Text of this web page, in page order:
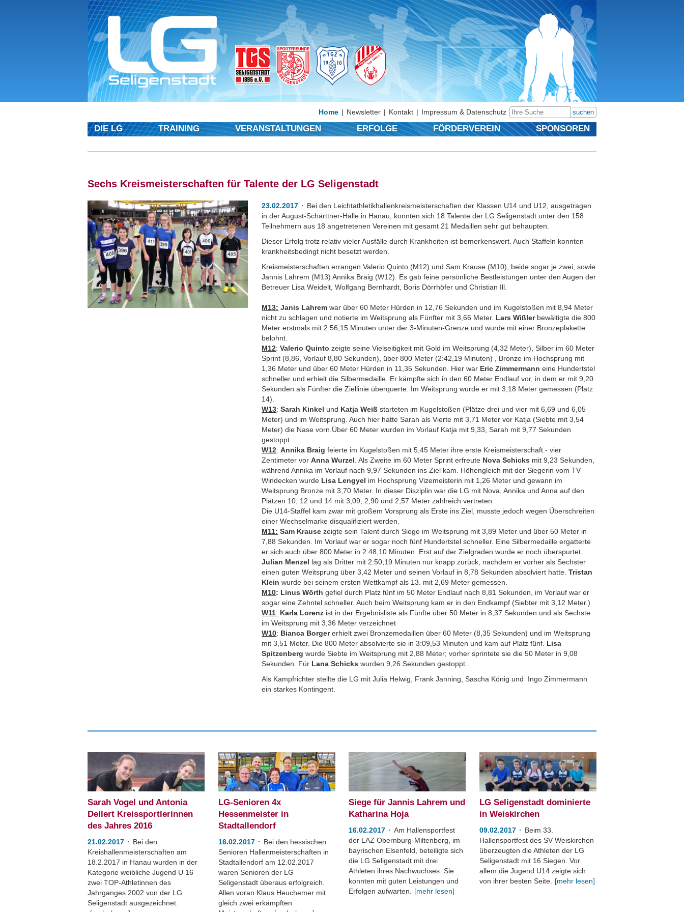
suchen
Home Newsletter Kontakt Impressum & Datenschutz
DIE LG TRAINING VERANSTALTUNGEN ERFOLGE FÖRDERVEREIN SPONSOREN
Sechs Kreismeisterschaften für Talente der LG Seligenstadt
23.02.2017
Bei den Leichtathletikhallenkreismeisterschaften der Klassen U14 und U12, ausgetragen
in der August-Schärttner-Halle in Hanau, konnten sich 18 Talente der LG Seligenstadt unter den 158
Teilnehmern aus 18 angetretenen Vereinen mit gesamt 21 Medaillen sehr gut behaupten.
Dieser Erfolg trotz relativ vieler Ausfälle durch Krankheiten ist bemerkenswert. Auch Staffeln konnten
krankheitsbedingt nicht besetzt werden.
Kreismeisterschaften errangen Valerio Quinto (M12) und Sam Krause (M10), beide sogar je zwei, sowie
Jannis Lahrem (M13) Annika Braig (W12). Es gab feine persönliche Bestleistungen unter den Augen der
Betreuer Lisa Weidelt, Wolfgang Bernhardt, Boris Dörrhöfer und Christian Ill.
M13: Janis Lahrem war über 60 Meter Hürden in 12,76 Sekunden und im Kugelstoßen mit 8,94 Meter
nicht zu schlagen und notierte im Weitsprung als Fünfter mit 3,66 Meter. Lars Wißlerbewältigte die 800
Meter erstmals mit 2:56,15 Minuten unter der 3-Minuten-Grenze und wurde mit einer Bronzeplakette
belohnt.
M12:Valerio Quinto zeigte seine Vielseitigkeit mit Gold im Weitsprung (4,32 Meter), Silber im 60 Meter
Sprint (8,86, Vorlauf 8,80 Sekunden), über 800 Meter (2:42,19 Minuten) , Bronze im Hochsprung mit
1,36 Meter und über 60 Meter Hürden in 11,35 Sekunden. Hier war Eric Zimmermann eine Hundertstel
schneller und erhielt die Silbermedaille. Er kämpfte sich in den 60 Meter Endlauf vor, in dem er mit 9,20
Sekunden als Fünfter die Ziellinie überquerte. Im Weitsprung wurde er mit 3,18 Meter gemessen (Platz
14).
W13:Sarah Kinkel und Katja Weiß starteten im Kugelstoßen (Plätze drei und vier mit 6,69 und 6,05
Meter) und im Weitsprung. Auch hier hatte Sarah als Vierte mit 3,71 Meter vor Katja (Siebte mit 3,54
Meter) die Nase vorn.Über 60 Meter wurden im Vorlauf Katja mit 9,33, Sarah mit 9,77 Sekunden
gestoppt.
W12:Annika Braig feierte im Kugelstoßen mit 5,45 Meter ihre erste Kreismeisterschaft - vier
Zentimeter vorAnna Wurzel . Als Zweite im 60 Meter Sprint erfreute Nova Schicks mit 9,23 Sekunden,
während Annika im Vorlauf nach 9,97 Sekunden ins Ziel kam. Höhengleich mit der Siegerin vom TV
Windecken wurde Lisa Lengyel im Hochsprung Vizemeisterin mit 1,26 Meter und gewann im
Weitsprung Bronze mit 3,70 Meter. In dieser Disziplin war die LG mit Nova, Annika und Anna auf den
Plätzen 10, 12 und 14 mit 3,09, 2,90 und 2,57 Meter zahlreich vertreten.
Die U14-Staffel kam zwar mit großem Vorsprung als Erste ins Ziel, musste jedoch wegen Überschreiten
einer Wechselmarke disqualifiziert werden.
M11: Sam Krause zeigte sein Talent durch Siege im Weitsprung mit 3,89 Meter und über 50 Meter in
7,88 Sekunden. Im Vorlauf war er sogar noch fünf Hundertstel schneller. Eine Silbermedaille ergatterte
er sich auch über 800 Meter in 2:48,10 Minuten. Erst auf der Zielgraden wurde er noch überspurtet.
Julian Menzel lag als Dritter mit 2:50,19 Minuten nur knapp zurück, nachdem er vorher als Sechster
einen guten Weitsprung über 3,42 Meter und seinen Vorlauf in 8,78 Sekunden absolviert hatte.Tristan
Klein wurde bei seinem ersten Wettkampf als 13. mit 2,69 Meter gemessen.
M10: Linus Wörthgefiel durch Platz fünf im 50 Meter Endlauf nach 8,81 Sekunden, im Vorlauf war er
sogar eine Zehntel schneller. Auch beim Weitsprung kam er in den Endkampf (Siebter mit 3,12 Meter.)
W11: Karla Lorenz ist in der Ergebnisliste als Fünfte über 50 Meter in 8,37 Sekunden und als Sechste
im Weitsprung mit 3,36 Meter verzeichnet
W10: Bianca Borgererhielt zwei Bronzemedaillen über 60 Meter (8,35 Sekunden) und im Weitsprung
mit 3,51 Meter. Die 800 Meter absolvierte sie in 3:09,53 Minuten und kam auf Platz fünf. Lisa
Spitzenberg wurde Siebte im Weitsprung mit 2,88 Meter; vorher sprintete sie die 50 Meter in 9,08
Sekunden. Für Lana Schicks wurden 9,26 Sekunden gestoppt..
Als Kampfrichter stellte die LG mit Julia Helwig, Frank Janning, Sascha König und Ingo Zimmermann
ein starkes Kontingent.
Sarah Vogel und Antonia
Dellert Kreissportlerinnen
des Jahres 2016
21.02.2017
Bei den
Kreishallenmeisterschaften am
18.2.2017 in Hanau wurden in der
Kategorie weibliche Jugend U 16
zwei TOP-Athletinnen des
Jahrganges 2002 von der LG
Seligenstadt ausgezeichnet.
LG-Senioren 4x
Hessenmeister in
Stadtallendorf
16.02.2017
Bei den hessischen
Senioren Hallenmeisterschaften in
Stadtallendorf am 12.02.2017
waren Senioren der LG
Seligenstadt überaus erfolgreich.
Allen voran Klaus Heuchemer mit
gleich zwei erkämpften
Siege für Jannis Lahrem und
Katharina Hoja
16.02.2017
Am Hallensportfest
der LAZ Obernburg-Miltenberg, im
bayrischen Elsenfeld, beteiligte sich
die LG Seligenstadt mit drei
Athleten ihres Nachwuchses. Sie
konnten mit guten Leistungen und
Erfolgen aufwarten.
[mehr lesen]
LG Seligenstadt dominierte
in Weiskirchen
09.02.2017
Beim 33.
Hallensportfest des SV Weiskirchen
überzeugten die Athleten der LG
Seligenstadt mit 16 Siegen. Vor
allem die Jugend U14 zeigte sich
von ihrer besten Seite.
[mehr lesen]